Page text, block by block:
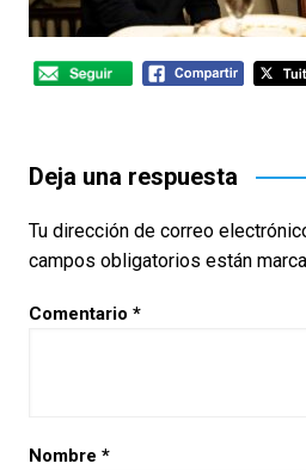
Navegación
entradas
Deja una respuesta
Tu dirección de correo
campos obligatorios están
Comentario *
Nombre *